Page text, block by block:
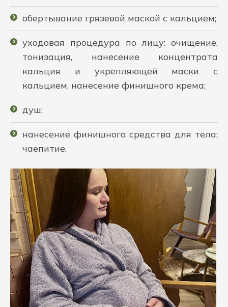
обертывание грязевой маской с кальцием;
уходовая процедура по лицу: очищение,
тонизация, нанесение концентрата
кальция и укрепляющей маски с
кальцием, нанесение финишного крема;
душ;
нанесение финишного средства для тела;
чаепитие.